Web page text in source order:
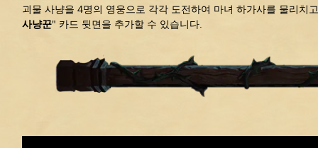
괴물 사냥을 4명의 영웅으로 각각 도전하여 마녀 하가사를 물리치
사냥꾼" 카드 뒷면을 추가할 수 있습니다.